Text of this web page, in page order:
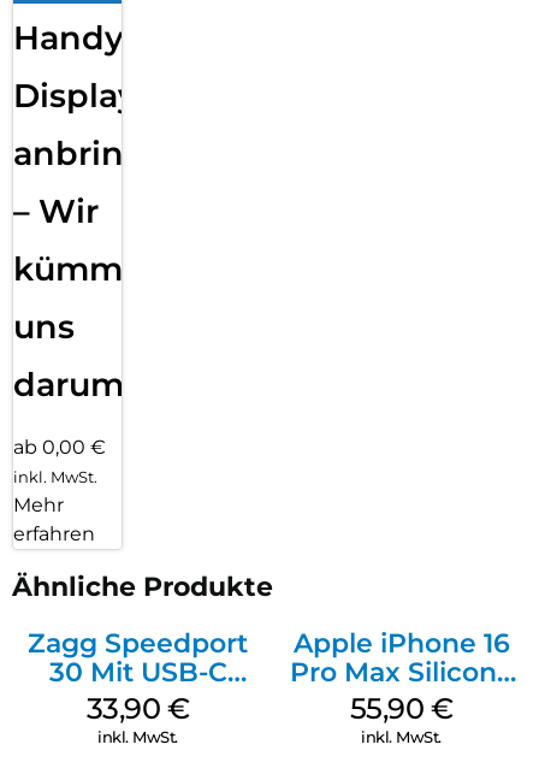
Handy
Displayfolie
anbringen
– Wir
kümmern
uns
darum!
ab 0,00 €
inkl. MwSt.
Mehr
erfahren
Ähnliche Produkte
Zagg Speedport
30 Mit USB-C
Kabel Weiß
33,90 €
inkl. MwSt.
Apple iPhone 16
Pro Max Silicone
Case MagSafe
Stone Gray
55,90 €
inkl. MwSt.